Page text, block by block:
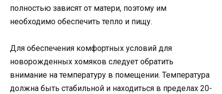
полностью зависят от матери, поэтому им
необходимо обеспечить тепло и пищу.
Для обеспечения комфортных условий для
новорожденных хомяков следует обратить
внимание на температуру в помещении. Температура
должна быть стабильной и находиться в пределах 20-